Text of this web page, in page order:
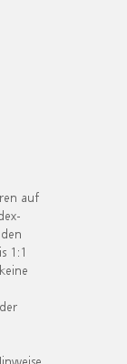
auf
1:1